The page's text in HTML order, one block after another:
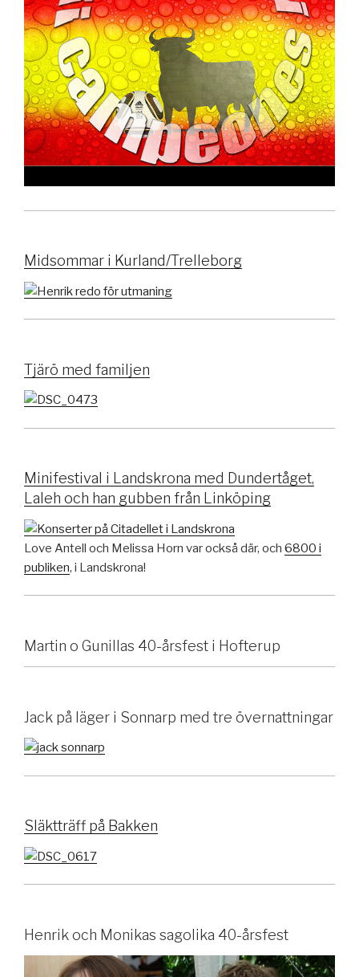
Midsommar i Kurland/Trelleborg
Tjärö med familjen
Minifestival i Landskrona med Dundertåget,
Laleh och han gubben från Linköping
Love Antell och Melissa Horn var också där, och 6800 i
publiken, i Landskrona!
Martin o Gunillas 40-årsfest i Hofterup
Jack på läger i Sonnarp med tre övernattningar
Släktträff på Bakken
Henrik och Monikas sagolika 40-årsfest